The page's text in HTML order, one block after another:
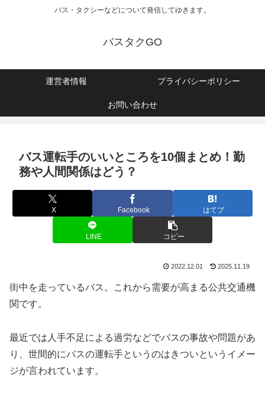
バス・タクシーなどについて発信してゆきます。
バスタクGO
運営者情報 プライバシーポリシー
お問い合わせ
バス運転手のいいところを10個まとめ！勤
務や人間関係はどう？
X Facebook はてブ
LINE コピー
2022.12.01 2025.11.19
街中を走っているバス。これから需要が高まる公共交通機
関です。
最近では人手不足による過労などでバスの事故や問題があ
り、世間的にバスの運転手というのはきついというイメー
ジが言われています。